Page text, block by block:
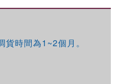
時間為1~2個月。